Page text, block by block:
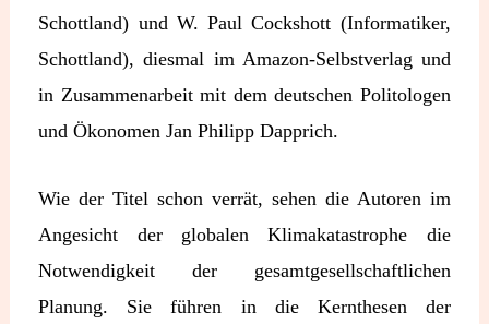
Schottland) und W. Paul Cockshott (Informatiker,
Schottland), diesmal im Amazon-Selbstverlag und
in Zusammenarbeit mit dem deutschen Politologen
und Ökonomen Jan Philipp Dapprich.
Wie der Titel schon verrät, sehen die Autoren im
Angesicht der globalen Klimakatastrophe die
Notwendigkeit der gesamtgesellschaftlichen
Planung. Sie führen in die Kernthesen der